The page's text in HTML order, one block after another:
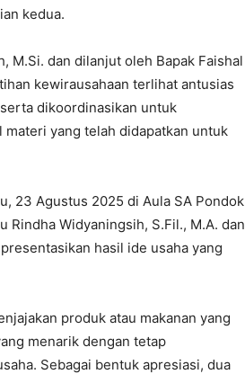
kedua.
M.Si. dan dilanjut oleh Bapak Faishal
kewirausahaan terlihat antusias
dikoordinasikan untuk
yang telah didapatkan untuk
23 Agustus 2025 di Aula SA Pondok
Rindha Widyaningsih, S.Fil., M.A. dan
hasil ide usaha yang
produk atau makanan yang
menarik dengan tetap
Sebagai bentuk apresiasi, dua